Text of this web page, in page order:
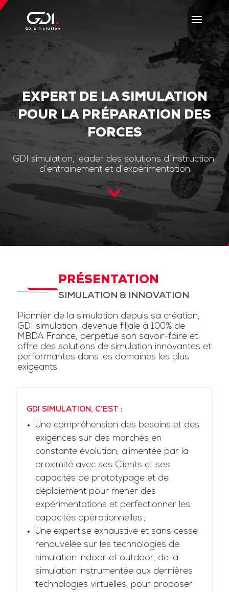
EXPERT DE LA SIMULATION
POUR LA PRÉPARATION DES
FORCES
GDI simulation, leader des solutions d’instruction,
d’entrainement et d’expérimentation
PRÉSENTATION
SIMULATION & INNOVATION
Pionnier de la simulation depuis sa création,
GDI simulation, devenue filiale à 100% de
MBDA France, perpétue son savoir-faire et
offre des solutions de simulation innovantes et
performantes dans les domaines les plus
exigeants.
GDI SIMULATION, C’EST :
Une compréhension des besoins et des
exigences sur des marchés en
constante évolution, alimentée par la
proximité avec ses Clients et ses
capacités de prototypage et de
déploiement pour mener des
expérimentations et perfectionner les
capacités opérationnelles ;
Une expertise exhaustive et sans cesse
renouvelée sur les technologies de
simulation indoor et outdoor, de la
simulation instrumentée aux dernières
technologies virtuelles, pour proposer